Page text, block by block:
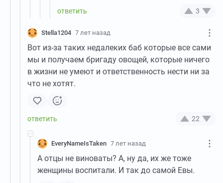
3
Stella1204 7 лет назад
Вот из-за таких недалеких баб которые все сами
мы и получаем бригаду овощей, которые ничего
в жизни не умеют и ответственность нести ни за
что не хотят.
22
EveryNameIsTaken 7 лет назад
А отцы не виноваты? А, ну да, их же тоже
женщины воспитали. И так до самой Евы.